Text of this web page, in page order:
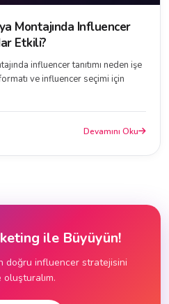
Montajında Influencer
Etkili?
influencer tanıtımı neden işe
ve influencer seçimi için
Devamını Oku
ile Büyüyün!
doğru influencer stratejisini